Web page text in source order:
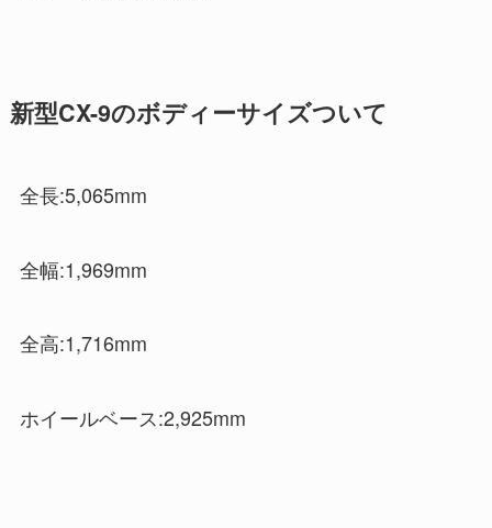
新型CX-9のボディーサイズついて
全長:5,065mm
全幅:1,969mm
全高:1,716mm
ホイールベース:2,925mm